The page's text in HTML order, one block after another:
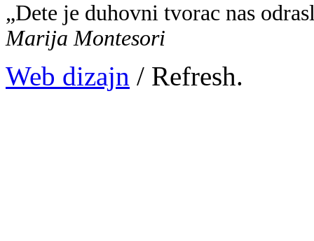
„Dete je duhovni tvorac nas
Marija Montesori
Web dizajn / Refresh.